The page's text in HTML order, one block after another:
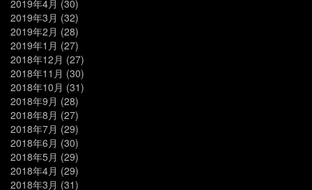
2019年4月 (30)
2019年3月 (32)
2019年2月 (28)
2019年1月 (27)
2018年12月 (27)
2018年11月 (30)
2018年10月 (31)
2018年9月 (28)
2018年8月 (27)
2018年7月 (29)
2018年6月 (30)
2018年5月 (29)
2018年4月 (29)
2018年3月 (31)